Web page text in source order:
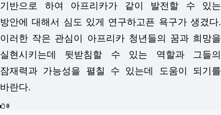
기반으로 하여 아프리카가 같이 발전할 수 있는
방안에 대해서 심도 있게 연구하고픈 욕구가 생겼다.
이러한 작은 관심이 아프리카 청년들의 꿈과 희망을
실현시키는데 뒷받침할 수 있는 역할과 그들의
잠재력과 가능성을 펼칠 수 있는데 도움이 되기를
바란다.
0